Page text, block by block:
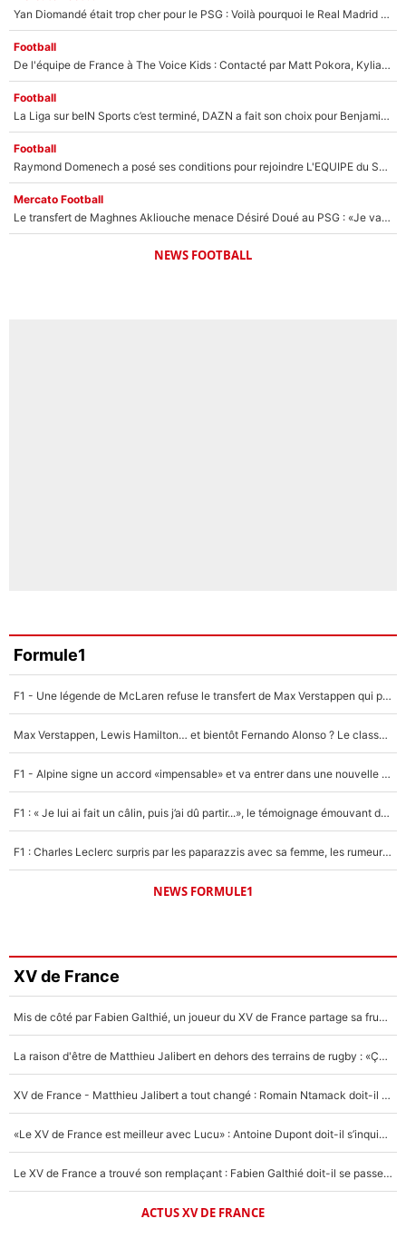
Yan Diomandé était trop cher pour le PSG : Voilà pourquoi le Real Madrid a accepté de payer la somme record de 140M€ pour boucler son transfert !
Football
De l'équipe de France à The Voice Kids : Contacté par Matt Pokora, Kylian Mbappé a accepté de jouer un rôle inédit sur TF1 !
Football
La Liga sur beIN Sports c’est terminé, DAZN a fait son choix pour Benjamin Da Silva et Omar Da Fonseca !
Football
Raymond Domenech a posé ses conditions pour rejoindre L'EQUIPE du Soir : Il refuse de faire l'émission avec un autre chroniqueur !
Mercato Football
Le transfert de Maghnes Akliouche menace Désiré Doué au PSG : «Je valide à 200%»
NEWS FOOTBALL
Formule1
F1 - Une légende de McLaren refuse le transfert de Max Verstappen qui pourrait «faire des vagues» et plomber l'ambiance dans l'équipe
Max Verstappen, Lewis Hamilton… et bientôt Fernando Alonso ? Le classement des pilotes les mieux payés en Formule 1 risque de changer !
F1 - Alpine signe un accord «impensable» et va entrer dans une nouvelle dimension : Grande nouvelle pour Pierre Gasly !
F1 : « Je lui ai fait un câlin, puis j’ai dû partir...», le témoignage émouvant de Max Verstappen sur sa fille
F1 : Charles Leclerc surpris par les paparazzis avec sa femme, les rumeurs étaient vraies !
NEWS FORMULE1
XV de France
Mis de côté par Fabien Galthié, un joueur du XV de France partage sa frustration : «ils ne me l’ont pas dit tout de suite»
La raison d'être de Matthieu Jalibert en dehors des terrains de rugby : «Ça m'atteint autant que si tu touches à un membre de ma famille»
XV de France - Matthieu Jalibert a tout changé : Romain Ntamack doit-il s’inquiéter pour sa place à un an de la Coupe du monde ?
«Le XV de France est meilleur avec Lucu» : Antoine Dupont doit-il s’inquiéter pour sa place ?
Le XV de France a trouvé son remplaçant : Fabien Galthié doit-il se passer d'Antoine Dupont ?
ACTUS XV DE FRANCE